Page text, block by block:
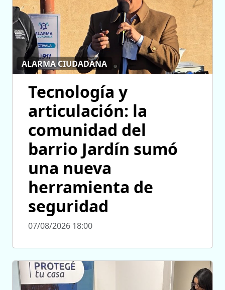
ALARMA CIUDADANA
Tecnología y
articulación: la
comunidad del
barrio Jardín sumó
una nueva
herramienta de
seguridad
07/08/2026 18:00